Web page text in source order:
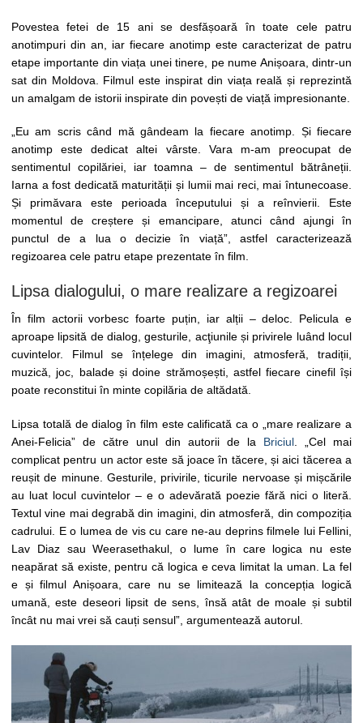
Povestea fetei de 15 ani se desfășoară în toate cele patru
anotimpuri din an, iar fiecare anotimp este caracterizat de patru
etape importante din viața unei tinere, pe nume Anișoara, dintr-un
sat din Moldova. Filmul este inspirat din viața reală și reprezintă
un amalgam de istorii inspirate din povești de viață impresionante.
„Eu am scris când mă gândeam la fiecare anotimp. Și fiecare
anotimp este dedicat altei vârste. Vara m-am preocupat de
sentimentul copilăriei, iar toamna – de sentimentul bătrâneții.
Iarna a fost dedicată maturității și lumii mai reci, mai întunecoase.
Și primăvara este perioada începutului și a reînvierii. Este
momentul de creștere și emancipare, atunci când ajungi în
punctul de a lua o decizie în viață”, astfel caracterizează
regizoarea cele patru etape prezentate în film.
Lipsa dialogului, o mare realizare a regizoarei
În film actorii vorbesc foarte puțin, iar alții – deloc. Pelicula e
aproape lipsită de dialog, gesturile, acţiunile și privirele luând locul
cuvintelor. Filmul se înțelege din imagini, atmosferă, tradiții,
muzică, joc, balade și doine strămoșești, astfel fiecare cinefil își
poate reconstitui în minte copilăria de altădată.
Lipsa totală de dialog în film este calificată ca o „mare realizare a
Anei-Felicia” de către unul din autorii de la Briciul . „Cel mai
complicat pentru un actor este să joace în tăcere, și aici tăcerea a
reușit de minune. Gesturile, privirile, ticurile nervoase și mișcările
au luat locul cuvintelor – e o adevărată poezie fără nici o literă.
Textul vine mai degrabă din imagini, din atmosferă, din compoziția
cadrului. E o lumea de vis cu care ne-au deprins filmele lui Fellini,
Lav Diaz sau Weerasethakul, o lume în care logica nu este
neapărat să existe, pentru că logica e ceva limitat la uman. La fel
e și filmul Anișoara, care nu se limitează la concepția logică
umană, este deseori lipsit de sens, însă atât de moale și subtil
încât nu mai vrei să cauți sensul”, argumentează autorul.